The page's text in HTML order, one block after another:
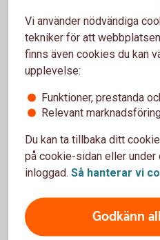
även ansluta kortet
Ovan gäller inte kreditkort.
först när du fått det fysiska
Wallets endast
Mastercard Click to
Anslut till Mastercard
Vi använder nödvändiga
tekniker för att
finns även cookies du kan
upplevelse:
Funktioner, prestanda
Relevant
Du kan ta tillbaka ditt
på cookie-sidan eller under
inloggad. Så hanterar vi
Godkänn